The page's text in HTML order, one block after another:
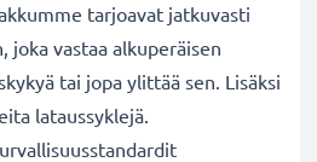
tarjoavat jatkuvasti
joka vastaa alkuperäisen
tai jopa ylittää sen. Lisäksi
lataussyklejä.